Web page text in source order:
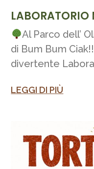
LABORATORIO
Al Parco dell’
di Bum Bum Ciak!!
divertente
LEGGI DI PIÙ